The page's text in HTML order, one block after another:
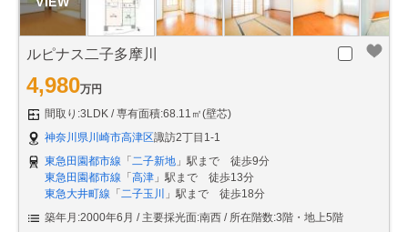
ルピナス二子多摩川
4,980万円
間取り:3LDK
専有面積:68.11㎡(壁芯)
神奈川県川崎市高津区諏訪2丁目1-1
東急田園都市線 「二子新地 」駅まで 徒歩9分
東急田園都市線 「高津 」駅まで 徒歩13分
東急大井町線 「二子玉川
」駅まで 徒歩18分
築年月:2000年6月
主要採光面:南西 所在階数:3階・地上5階